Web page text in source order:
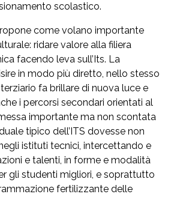
scolastico.
come volano importante
ridare valore alla filiera
facendo leva sull’Its. La
in modo più diretto, nello stesso
fa brillare di nuova luce e
i percorsi secondari orientati al
importante ma non scontata
tipico dell’ITS dovesse non
istituti tecnici, intercettando e
e talenti, in forme e modalità
gli studenti migliori, e soprattutto
fertilizzante delle